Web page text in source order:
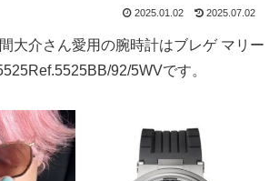
2025.01.02 2025.07.02
大介さん愛用の腕時計はブレゲ マリー
92/5WVです。